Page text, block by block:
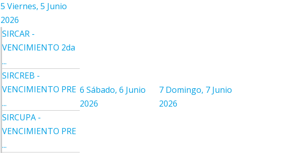
5 Viernes, 5 Junio
2026
SIRCAR -
VENCIMIENTO 2da
...
SIRCREB -
VENCIMIENTO PRE
...
SIRCUPA -
VENCIMIENTO PRE
...
6 Sábado, 6 Junio
2026
7 Domingo, 7 Junio
2026